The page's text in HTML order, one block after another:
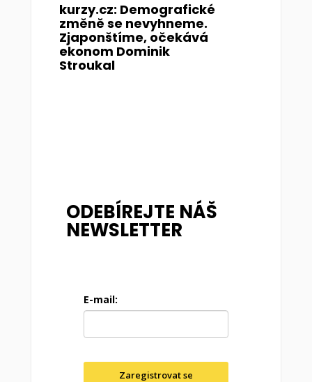
kurzy.cz: Demografické
změně se nevyhneme.
Zjaponštíme, očekává
ekonom Dominik
Stroukal
ODEBÍREJTE NÁŠ
NEWSLETTER
E-mail:
Zaregistrovat se